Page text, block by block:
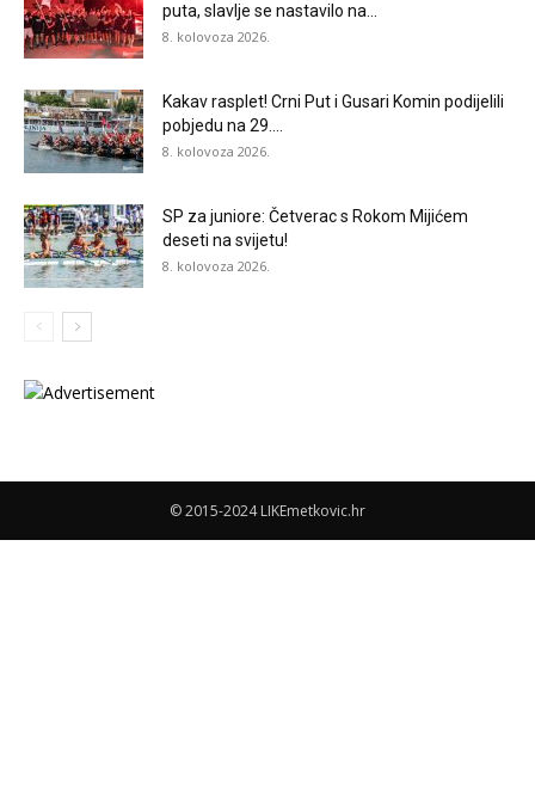
puta, slavlje se nastavilo na...
8. kolovoza 2026.
Kakav rasplet! Crni Put i Gusari Komin podijelili
pobjedu na 29....
8. kolovoza 2026.
SP za juniore: Četverac s Rokom Mijićem
deseti na svijetu!
8. kolovoza 2026.
© 2015-2024 LIKEmetkovic.hr